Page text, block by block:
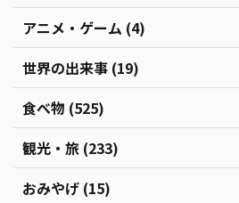
アニメ・ゲーム (4)
世界の出来事 (19)
食べ物 (525)
観光・旅 (233)
おみやげ (15)